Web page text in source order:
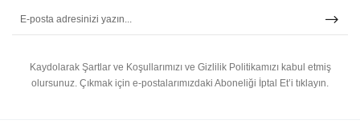
Kaydolarak Şartlar ve Koşullarımızı ve Gizlilik Politikamızı kabul etmiş
olursunuz. Çıkmak için e-postalarımızdaki Aboneliği İptal Et’i tıklayın.